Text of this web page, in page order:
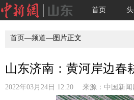
首页
首页—频道—图片正文
山东济南：黄河岸边春
2022年03月24日 12:20 来源： 中国新闻